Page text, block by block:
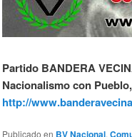
Partido BANDERA
Nacionalismo con
http://
Publicado en BV Nacional,